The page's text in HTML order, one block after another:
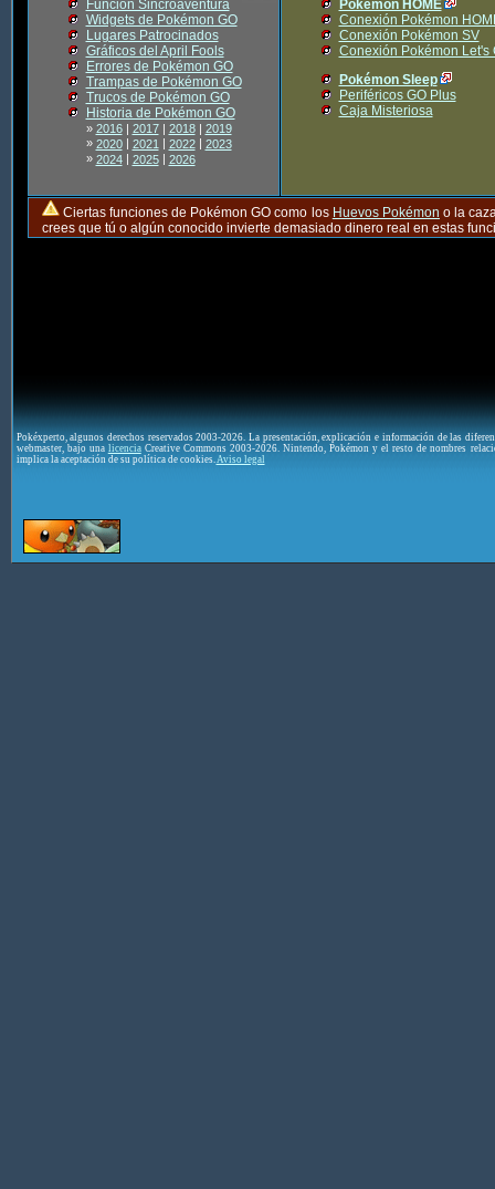
Función Sincroaventura
Widgets de Pokémon GO
Lugares Patrocinados
Gráficos del April Fools
Errores de Pokémon GO
Trampas de Pokémon GO
Trucos de Pokémon GO
Historia de Pokémon GO
» 2016| 2017| 2018| 2019
» 2020| 2021| 2022| 2023
» 2024| 2025| 2026
Pokémon HOME
Conexión Pokémon
Conexión Pokémon SV
Conexión Pokémon Let's
Pokémon Sleep
Periféricos GO Plus
Caja Misteriosa
Ciertas funciones de Pokémon GO como los Huevos Pokémon o la
crees que tú o algún conocido invierte demasiado dinero real en estas
Pokéxperto, algunos derechos reservados 2003-2026. La presentación, explicación e información de las
webmaster, bajo una licenciaCreative Commons 2003-2026. Nintendo, Pokémon y el resto de nombres
implica la aceptación de su política de cookies. Aviso legal